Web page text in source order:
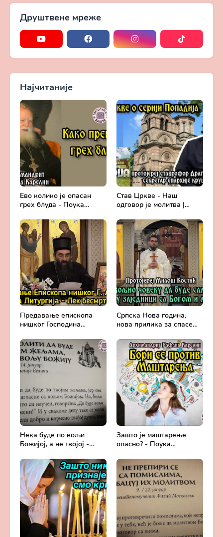
Друштвене мреже
Најчитаније
Ево колико је опасан
грех блуда - Поука
Карелина
Став Цркве - Наш
одговор је молитва |
крушевачке, отац Драги
Вешковац
Предавање епископа
нишког Господина
Литургија, лек
бесмртности -
Православље и
медицина
Српска Нова година,
нова прилика за спасење
Богом - Протојереј
Милош Костић
Нека буде по вољи
Божијој, а не твојој -
дан
Зашто је маштарење
опасно? - Поука
Карелина